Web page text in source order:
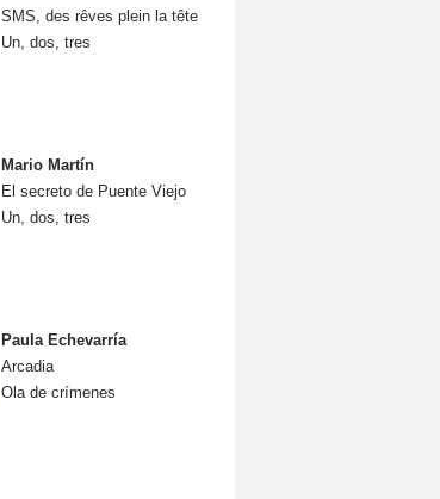
SMS, des rêves plein la tête
Un, dos, tres
Mario Martín
El secreto de Puente Viejo
Un, dos, tres
Paula Echevarría
Arcadia
Ola de crímenes